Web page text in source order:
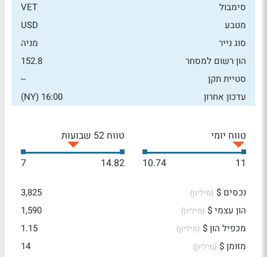
סימבול
VET
מטבע
USD
סוג נייר
מניה
הון רשום למסחר
152.8
סטיית תקן
--
עדכון אחרון
16:00 (NY)
טווח יומי
11
10.74
טווח 52 שבועות
14.82
7
נכסים $ (מיליון)
3,825
הון עצמי $ (מיליון)
1,590
מכפיל הון $ (מיליון)
1.15
מזומן $ (מיליון)
14